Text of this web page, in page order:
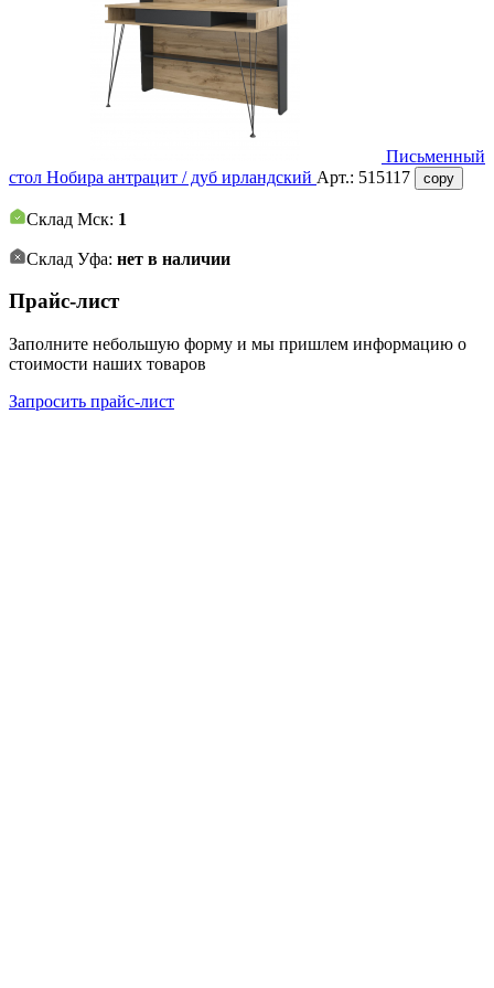
Письменный
стол Нобира антрацит / дуб ирландский Арт.: 515117 copy
Склад Мск: 1
Склад Уфа: нет в наличии
Прайс-лист
Заполните небольшую форму и мы пришлем информацию о
стоимости наших товаров
Запросить прайс-лист